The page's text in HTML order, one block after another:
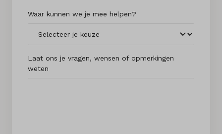
Waar kunnen we je mee helpen?
Laat ons je vragen, wensen of opmerkingen
weten